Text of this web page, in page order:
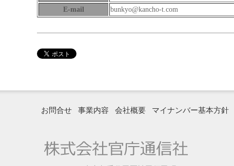
E-mail
bunkyo@kancho-t.com
お問合せ 事業内容 会社概要 マイナンバー基本方針